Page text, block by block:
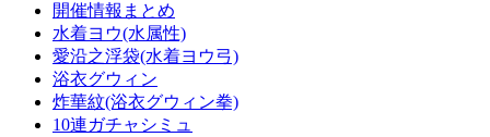
開催情報まとめ
水着ヨウ(水属性)
愛沿之浮袋(水着ヨウ弓)
浴衣グウィン
炸華紋(浴衣グウィン拳)
10連ガチャシミュ